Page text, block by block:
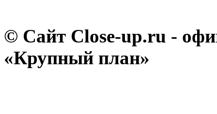
© Сайт Close-up.ru -
«Крупный план»